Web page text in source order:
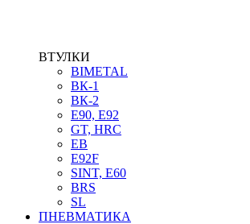
ВТУЛКИ
BIMETAL
ВК-1
ВК-2
Е90, E92
GT, HRC
EB
Е92F
SINT, E60
BRS
SL
ПНЕВМАТИКА